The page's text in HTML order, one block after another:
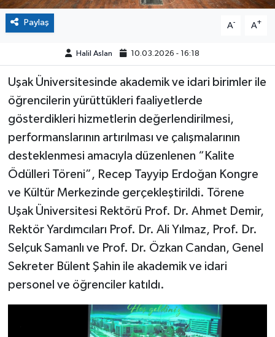
Paylaş A- A+
Halil Aslan 10.03.2026 - 16:18
Uşak Üniversitesinde akademik ve idari birimler ile
öğrencilerin yürüttükleri faaliyetlerde
gösterdikleri hizmetlerin değerlendirilmesi,
performanslarının artırılması ve çalışmalarının
desteklenmesi amacıyla düzenlenen “Kalite
Ödülleri Töreni”, Recep Tayyip Erdoğan Kongre
ve Kültür Merkezinde gerçekleştirildi. Törene
Uşak Üniversitesi Rektörü Prof. Dr. Ahmet Demir,
Rektör Yardımcıları Prof. Dr. Ali Yılmaz, Prof. Dr.
Selçuk Samanlı ve Prof. Dr. Özkan Candan, Genel
Sekreter Bülent Şahin ile akademik ve idari
personel ve öğrenciler katıldı.